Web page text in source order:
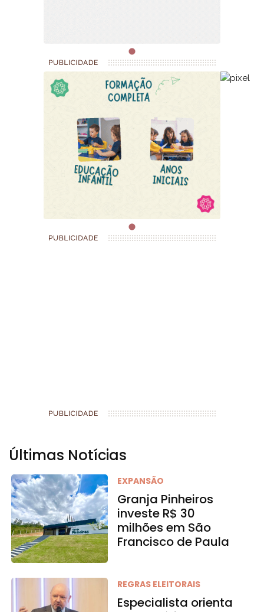
Últimas Notícias
EXPANSÃO
Granja Pinheiros
investe R$ 30
milhões em São
Francisco de Paula
REGRAS ELEITORAIS
Especialista orienta